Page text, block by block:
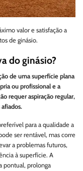
valor e satisfação a
de ginásio.
do ginásio?
de uma superfície plana
ou profissional e a
requer aspiração regular,
para a qualidade a
ser rentável, mas corre
a problemas futuros,
à superfície. A
pontual, prolonga